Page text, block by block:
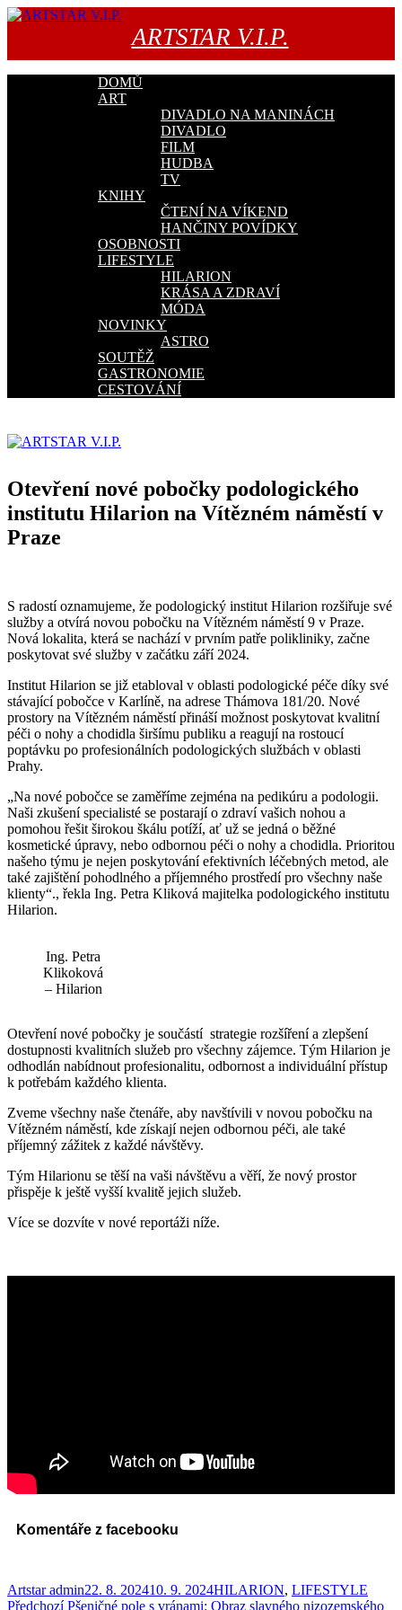
Přejít
webu
ARTSTAR V.I.P.
DOMŮ
ART
DIVADLO NA MANINÁCH
DIVADLO
FILM
HUDBA
TV
KNIHY
ČTENÍ NA VÍKEND
HANČINY POVÍDKY
OSOBNOSTI
LIFESTYLE
HILARION
KRÁSA A ZDRAVÍ
MÓDA
NOVINKY
ASTRO
SOUTĚŽ
GASTRONOMIE
CESTOVÁNÍ
Otevření nové pobočky podologického
institutu Hilarion na Vítězném náměstí v
Praze
S radostí oznamujeme, že podologický institut Hilarion rozšiřuje své
služby a otvírá novou pobočku na Vítězném náměstí 9 v Praze.
Nová lokalita, která se nachází v prvním patře polikliniky, začne
poskytovat své služby v začátku září 2024.
Institut Hilarion se již etabloval v oblasti podologické péče díky své
stávající pobočce v Karlíně, na adrese Thámova 181/20. Nové
prostory na Vítězném náměstí přináší možnost poskytovat kvalitní
péči o nohy a chodidla širšímu publiku a reagují na rostoucí
poptávku po profesionálních podologických službách v oblasti
Prahy.
„Na nové pobočce se zaměříme zejména na pedikúru a podologii.
Naši zkušení specialisté se postarají o zdraví vašich nohou a
pomohou řešit širokou škálu potíží, ať už se jedná o běžné
kosmetické úpravy, nebo odbornou péči o nohy a chodidla. Prioritou
našeho týmu je nejen poskytování efektivních léčebných metod, ale
také zajištění pohodlného a příjemného prostředí pro všechny naše
klienty“., řekla Ing. Petra Kliková majitelka podologického institutu
Hilarion.
Ing. Petra
Klikoková
– Hilarion
Otevření nové pobočky je součástí strategie rozšíření a zlepšení
dostupnosti kvalitních služeb pro všechny zájemce. Tým Hilarion je
odhodlán nabídnout profesionalitu, odbornost a individuální přístup
k potřebám každého klienta.
Zveme všechny naše čtenáře, aby navštívili v novou pobočku na
Vítězném náměstí, kde získají nejen odbornou péči, ale také
příjemný zážitek z každé návštěvy.
Tým Hilarionu se těší na vaši návštěvu a věří, že nový prostor
přispěje k ještě vyšší kvalitě jejich služeb.
Více se dozvíte v nové reportáži níže.
Komentáře z facebooku
Autor:
Artstar adminPublikováno:
22. 8. 202410. 9. 2024Rubriky:
HILARION, LIFESTYLE
Předchozí Předchozí
Pšeničné pole s vránami: Obraz slavného nizozemského